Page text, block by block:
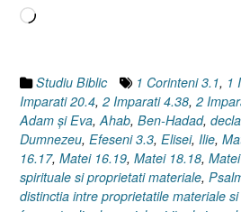
I
Încarc...
Studiu Biblic 1 Corinteni 3.1, 1
Imparati 20.4, 2 Imparati 4.38, 2
Adam şi Eva, Ahab, Ben-Hadad,
Dumnezeu, Efeseni 3.3, Elisei, Ilie,
16.17, Matei 16.19, Matei 18.18,
spirituale si proprietati materiale,
distinctia intre proprietatile materiale